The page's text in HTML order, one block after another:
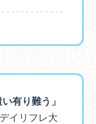
い有り難う」
イリフレ大